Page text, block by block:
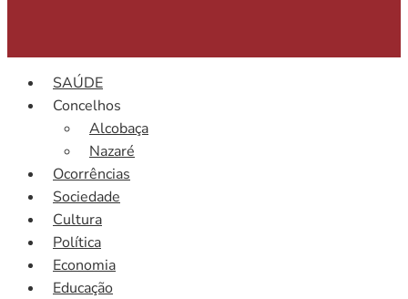
SAÚDE
Concelhos
Alcobaça
Nazaré
Ocorrências
Sociedade
Cultura
Política
Economia
Educação